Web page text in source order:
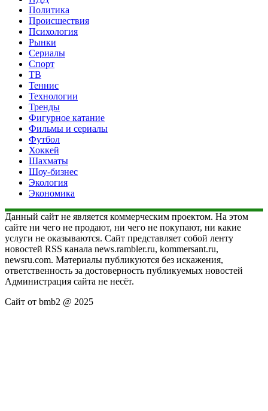
Политика
Происшествия
Психология
Рынки
Сериалы
Спорт
ТВ
Теннис
Технологии
Тренды
Фигурное катание
Фильмы и сериалы
Футбол
Хоккей
Шахматы
Шоу-бизнес
Экология
Экономика
Данный сайт не является коммерческим проектом. На этом
сайте ни чего не продают, ни чего не покупают, ни какие
услуги не оказываются. Сайт представляет собой ленту
новостей RSS канала news.rambler.ru, kommersant.ru,
newsru.com. Материалы публикуются без искажения,
ответственность за достоверность публикуемых новостей
Администрация сайта не несёт.
Сайт от bmb2 @ 2025